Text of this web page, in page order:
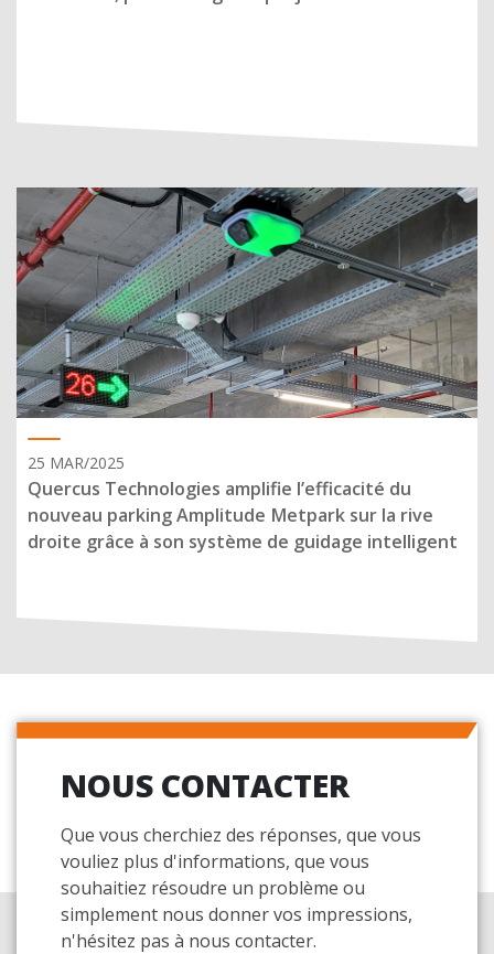
25 MAR/2025
Quercus Technologies amplifie l’efficacité du
nouveau parking Amplitude Metpark sur la rive
droite grâce à son système de guidage intelligent
NOUS CONTACTER
Que vous cherchiez des réponses, que vous
vouliez plus d'informations, que vous
souhaitiez résoudre un problème ou
simplement nous donner vos impressions,
n'hésitez pas à nous contacter.